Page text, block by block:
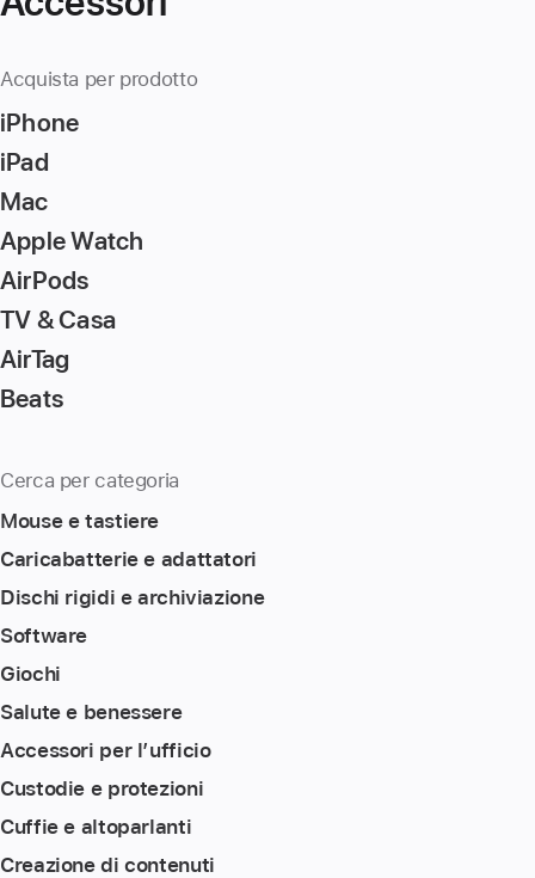
Acquista per prodotto
iPhone
iPad
Mac
Apple Watch
AirPods
TV & Casa
AirTag
Beats
Cerca per categoria
Mouse e tastiere
Caricabatterie e adattatori
Dischi rigidi e archiviazione
Software
Giochi
Salute e benessere
Accessori per l’ufficio
Custodie e protezioni
Cuffie e altoparlanti
Creazione di contenuti